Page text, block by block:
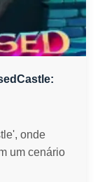
onde
um cenário